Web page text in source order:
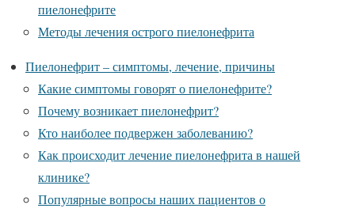
пиелонефрите
Методы лечения острого пиелонефрита
Пиелонефрит – симптомы, лечение, причины
Какие симптомы говорят о пиелонефрите?
Почему возникает пиелонефрит?
Кто наиболее подвержен заболеванию?
Как происходит лечение пиелонефрита в нашей
клинике?
Популярные вопросы наших пациентов о